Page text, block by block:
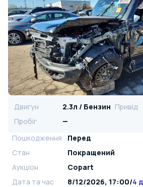
Двигун 2.3л / Бензин Привід
Пробіг
—
Пошкодження
Перед
Стан
Покращений
Аукціон
Copart
Дата та час
8/12/2026, 17:00/4